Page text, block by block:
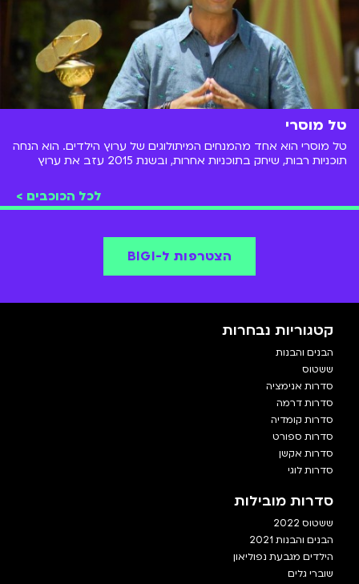
טל מוסרי
טל מוסרי הוא אחד מהמנחים המיתולוגים של ערוץ הילדים. הוא הנחה
תוכניות רבות, שיחק בתוכניות אחרות, ובשנת 2015 עזב את ערוץ
לכל הכוכבים >
הצטרפות ל-BIGI
קטגוריות נבחרות
הבנים והבנות
ששטוס
סדרות אנימציה
סדרות דרמה
סדרות קומדיה
סדרות ספורט
סדרות אקשן
סדרות לוגי
סדרות מובילות
ששטוס 2022
הבנים והבנות 2021
הילדים מגבעת נפוליאון
שוברי גלים